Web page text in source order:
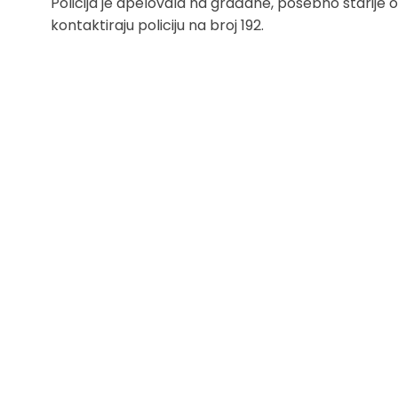
kontaktiraju policiju na broj 192.